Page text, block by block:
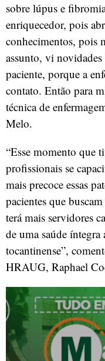
sobre lúpus e
enriquecedor, pois
conhecimentos, pois
assunto, vi
paciente, porque a
contato. Então para
técnica de
Melo.
“Esse momento que
profissionais se
mais precoce essas
pacientes que
terá mais servidores
de uma saúde
tocantinense”,
HRAUG, Raphael